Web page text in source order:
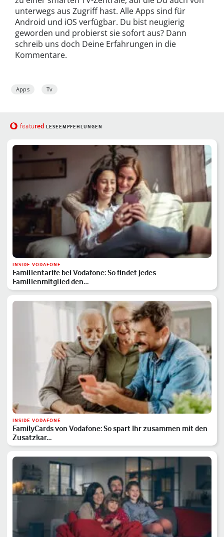
unterwegs aus Zugriff hast. Alle Apps sind für
Android und iOS verfügbar. Du bist neugierig
geworden und probierst sie sofort aus? Dann
schreib uns doch Deine Erfahrungen in die
Kommentare.
Apps Tv
featured LESEEMPFEHLUNGEN
INSIDE VODAFONE
Familientarife bei Vodafone: So findet jedes
Familienmitglied den…
INSIDE VODAFONE
FamilyCards von Vodafone: So spart Ihr zusammen mit den
Zusatzkar…